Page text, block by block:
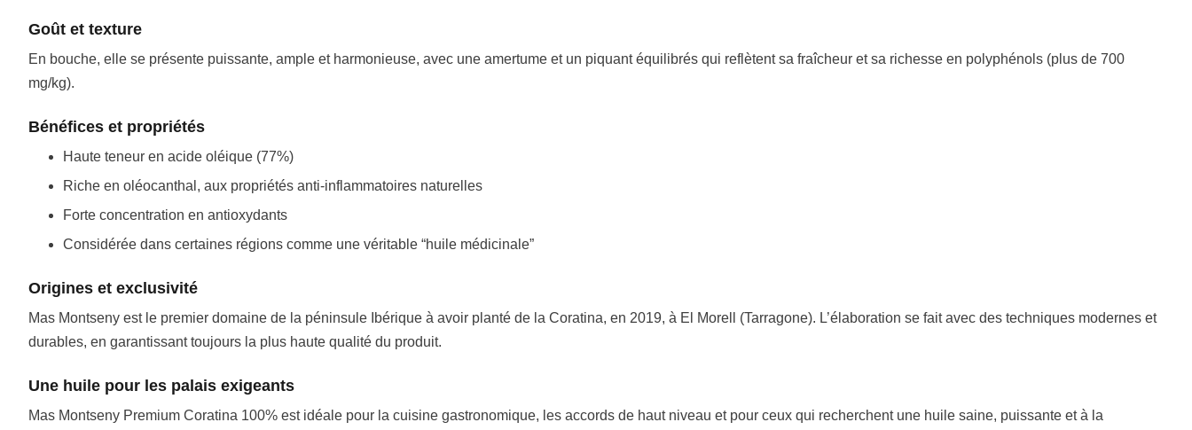
Goût et texture
En bouche, elle se présente puissante, ample et harmonieuse, avec une amertume et un piquant équilibrés qui reflètent sa fraîcheur et sa richesse en polyphénols (plus de 700
mg/kg).
Bénéfices et propriétés
Haute teneur en acide oléique (77%)
Riche en oléocanthal, aux propriétés anti-inflammatoires naturelles
Forte concentration en antioxydants
Considérée dans certaines régions comme une véritable “huile médicinale”
Origines et exclusivité
Mas Montseny est le premier domaine de la péninsule Ibérique à avoir planté de la Coratina, en 2019, à El Morell (Tarragone). L’élaboration se fait avec des techniques modernes et
durables, en garantissant toujours la plus haute qualité du produit.
Une huile pour les palais exigeants
Mas Montseny Premium Coratina 100% est idéale pour la cuisine gastronomique, les accords de haut niveau et pour ceux qui recherchent une huile saine, puissante et à la